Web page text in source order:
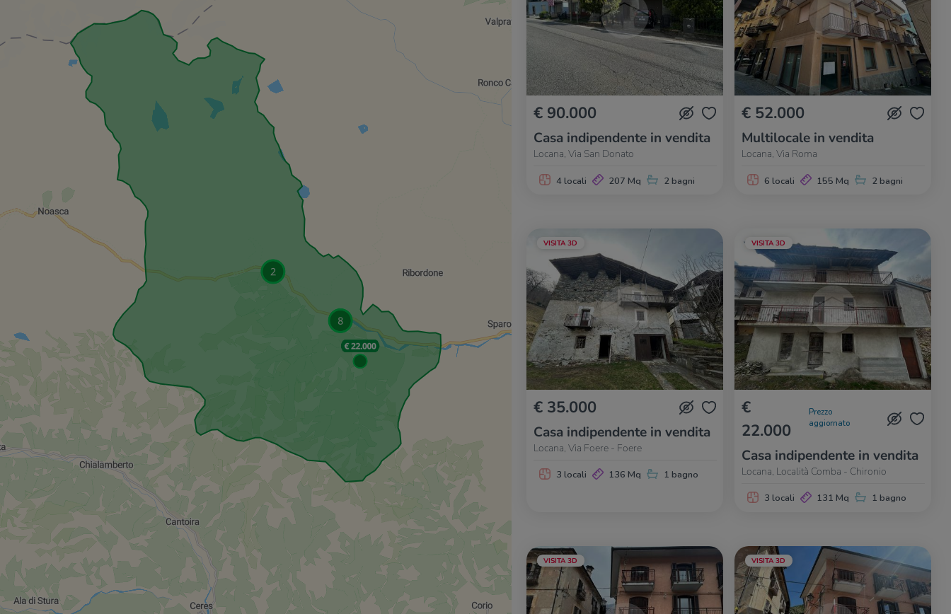
€ 90.000
Casa indipendente in vendita
Locana, Via San Donato
4 locali 207 Mq 2 bagni
€ 52.000
Multilocale in vendita
Locana, Via Roma
6 locali 155 Mq 2 bagni
VISITA 3D
€ 35.000
Casa indipendente in vendita
Locana, Via Foere - Foere
3 locali 136 Mq 1 bagno
VISITA 3D
€
22.000
Prezzo
aggiornato
Casa indipendente in vendita
Locana, Località Comba - Chironio
3 locali 131 Mq 1 bagno
VISITA 3D VISITA 3D